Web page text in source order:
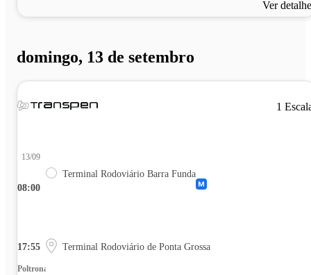
Ver
domingo, 13 de setembro
1
08:00
13/09
Terminal Rodoviário Barra Funda
17:55 Terminal Rodoviário de Ponta Grossa
Poltrona